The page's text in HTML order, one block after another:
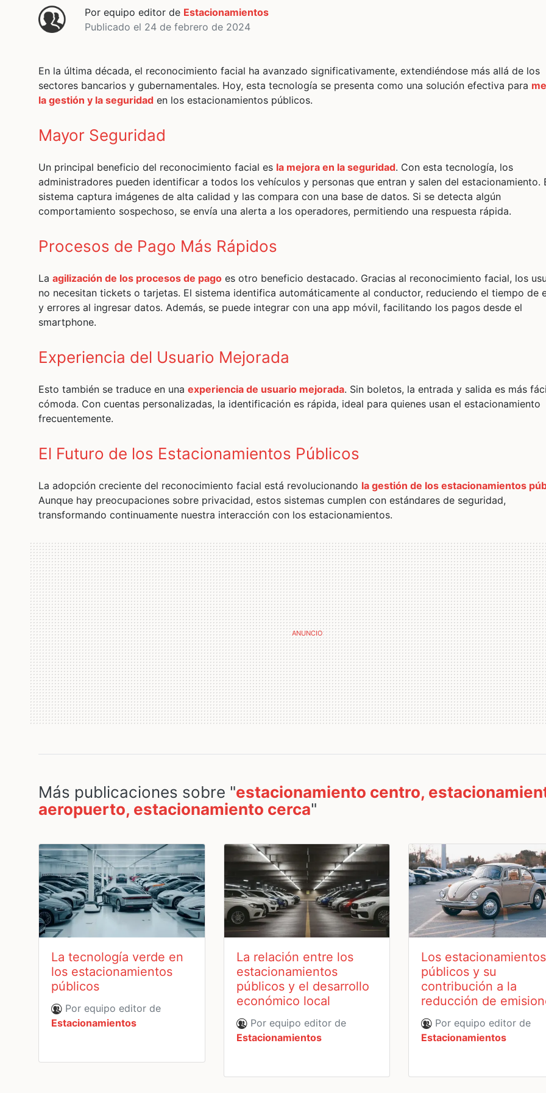
Por equipo editor de Estacionamientos
Publicado el 24 de febrero de 2024
En la última década, el reconocimiento facial ha avanzado significativamente, extendiéndose más allá de los
sectores bancarios y gubernamentales. Hoy, esta tecnología se presenta como una solución efectiva para
la gestión y la seguridad en los estacionamientos públicos.
Mayor Seguridad
Un principal beneficio del reconocimiento facial es la mejora en la seguridad. Con esta tecnología, los
administradores pueden identificar a todos los vehículos y personas que entran y salen del estacionamiento.
sistema captura imágenes de alta calidad y las compara con una base de datos. Si se detecta algún
comportamiento sospechoso, se envía una alerta a los operadores, permitiendo una respuesta rápida.
Procesos de Pago Más Rápidos
La agilización de los procesos de pago es otro beneficio destacado. Gracias al reconocimiento facial, los
no necesitan tickets o tarjetas. El sistema identifica automáticamente al conductor, reduciendo el tiempo de
y errores al ingresar datos. Además, se puede integrar con una app móvil, facilitando los pagos desde el
smartphone.
Experiencia del Usuario Mejorada
Esto también se traduce en una experiencia de usuario mejorada. Sin boletos, la entrada y salida es más
cómoda. Con cuentas personalizadas, la identificación es rápida, ideal para quienes usan el estacionamiento
frecuentemente.
El Futuro de los Estacionamientos Públicos
La adopción creciente del reconocimiento facial está revolucionando la gestión de los estacionamientos
Aunque hay preocupaciones sobre privacidad, estos sistemas cumplen con estándares de seguridad,
transformando continuamente nuestra interacción con los estacionamientos.
Más publicaciones sobre "estacionamiento centro,
aeropuerto, estacionamiento cerca"
La tecnología verde en
los estacionamientos
públicos
Por equipo editor de
Estacionamientos
La relación entre los
estacionamientos
públicos y el desarrollo
económico local
Por equipo editor de
Estacionamientos
Los estacionamientos
públicos y su
contribución a la
reducción de
Por equipo editor de
Estacionamientos